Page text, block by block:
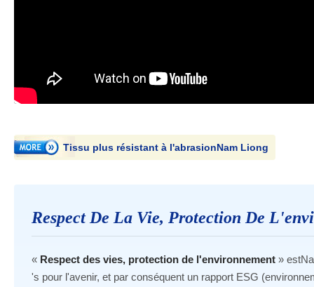
Tissu plus résistant à l'abrasionNam Liong
Respect De La Vie, Protection De
« Respect des vies, protection de l'environnement »
's pour l'avenir, et par conséquent un rapport ESG